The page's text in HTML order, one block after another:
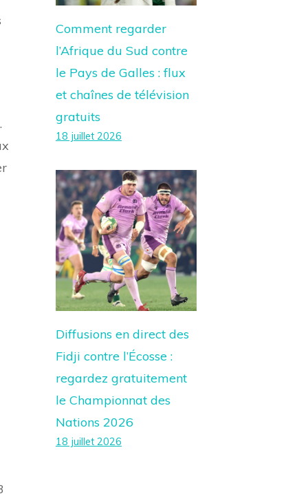
Comment regarder
l’Afrique du Sud contre
le Pays de Galles : flux
et chaînes de télévision
gratuits
18 juillet 2026
Diffusions en direct des
Fidji contre l’Écosse :
regardez gratuitement
le Championnat des
Nations 2026
18 juillet 2026